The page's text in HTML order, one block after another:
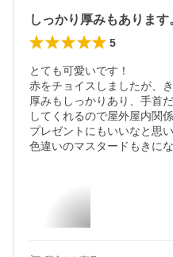
しっかり厚みもあります
5
とても可愛いです！
赤をチョイスしましたが、
厚みもしっかりあり、手首
してくれるので屋外屋内関
プレゼントにもいいなと思
色違いのマスタードもきにな